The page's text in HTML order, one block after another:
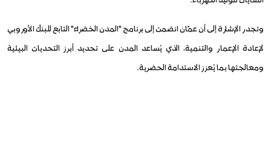
وتجدر الإشارة إلى أن عمّان انضمت إلى برنامج "المدن الخضراء" التابع للبنك الأوروبي
لإعادة الإعمار والتنمية، الذي يُساعد المدن على تحديد أبرز التحديات البيئية
ومعالجتها بما يُعزز الاستدامة الحضرية.